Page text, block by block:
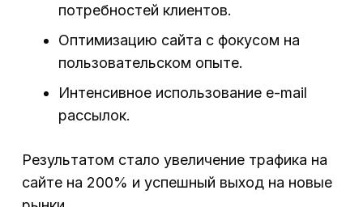
потребностей клиентов.
Оптимизацию сайта с фокусом на
пользовательском опыте.
Интенсивное использование e-mail
рассылок.
Результатом стало увеличение трафика на
сайте на 200% и успешный выход на новые